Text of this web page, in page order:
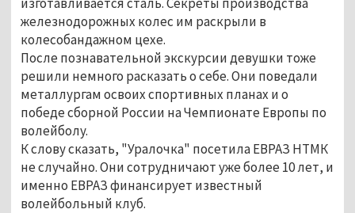
железнодорожных колес им раскрыли в
колесобандажном цехе.
После познавательной экскурсии девушки тоже
решили немного расказать о себе. Они поведали
металлургам освоих спортивных планах и о
победе сборной России на Чемпионате Европы по
волейболу.
К слову сказать, "Уралочка" посетила ЕВРАЗ НТМК
не случайно. Они сотрудничают уже более 10 лет, и
именно ЕВРАЗ финансирует известный
волейбольный клуб.